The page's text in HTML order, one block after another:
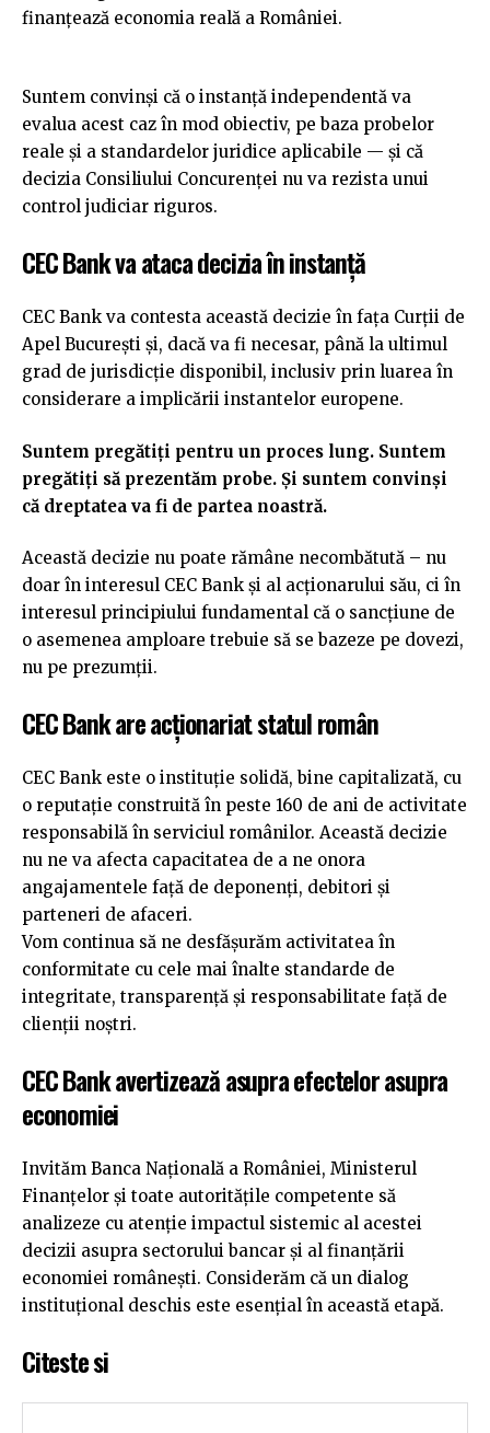
finanțează economia reală a României.
Suntem convinși că o instanță independentă va
evalua acest caz în mod obiectiv, pe baza probelor
reale și a standardelor juridice aplicabile — și că
decizia Consiliului Concurenței nu va rezista unui
control judiciar riguros.
CEC Bank va ataca decizia în instanță
CEC Bank va contesta această decizie în fața Curții de
Apel București și, dacă va fi necesar, până la ultimul
grad de jurisdicție disponibil, inclusiv prin luarea în
considerare a implicării instantelor europene.
Suntem pregătiți pentru un proces lung. Suntem
pregătiți să prezentăm probe. Și suntem convinși
că dreptatea va fi de partea noastră.
Această decizie nu poate rămâne necombătută – nu
doar în interesul CEC Bank și al acționarului său, ci în
interesul principiului fundamental că o sancțiune de
o asemenea amploare trebuie să se bazeze pe dovezi,
nu pe prezumții.
CEC Bank are acționariat statul român
CEC Bank este o instituție solidă, bine capitalizată, cu
o reputație construită în peste 160 de ani de activitate
responsabilă în serviciul românilor. Această decizie
nu ne va afecta capacitatea de a ne onora
angajamentele față de deponenți, debitori și
parteneri de afaceri.
Vom continua să ne desfășurăm activitatea în
conformitate cu cele mai înalte standarde de
integritate, transparență și responsabilitate față de
clienții noștri.
CEC Bank avertizează asupra efectelor asupra
economiei
Invităm Banca Națională a României, Ministerul
Finanțelor și toate autoritățile competente să
analizeze cu atenție impactul sistemic al acestei
decizii asupra sectorului bancar și al finanțării
economiei românești. Considerăm că un dialog
instituțional deschis este esențial în această etapă.
Citeste si